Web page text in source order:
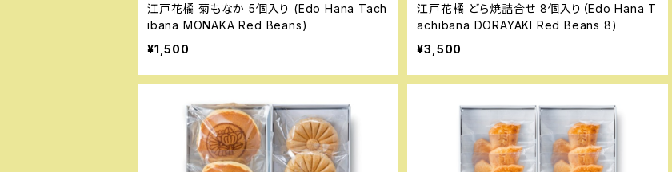
江戸花橘 菊もなか 5個入り (Edo Hana Tach
ibana MONAKA Red Beans)
¥1,500
江戸花橘 どら焼詰合せ 8個入り（Edo Hana T
achibana DORAYAKI Red Beans 8)
¥3,500